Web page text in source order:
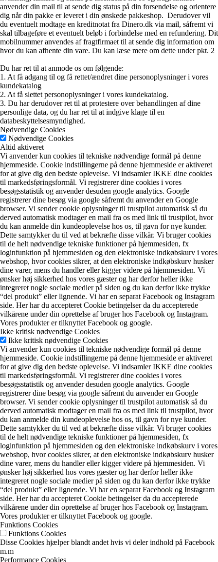
anvender din mail til at sende dig status på din forsendelse og orientere
dig når din pakke er leveret i din ønskede pakkeshop. Derudover vil
du eventuelt modtage en kreditnotat fra Dinero.dk via mail, såfremt vi
skal tilbageføre et eventuelt beløb i forbindelse med en refundering. Dit
mobilnummer anvendes af fragtfirmaet til at sende dig information om
hvor du kan afhente din vare. Du kan læse mere om dette under pkt. 2
Du har ret til at anmode os om følgende:
1. At få adgang til og få rettet/ændret dine personoplysninger i vores
kundekatalog
2. At få slettet personoplysninger i vores kundekatalog.
3. Du har derudover ret til at protestere over behandlingen af dine
personlige data, og du har ret til at indgive klage til en
databeskyttelsesmyndighed.
Nødvendige Cookies
Nødvendige Cookies
Altid aktiveret
Vi anvender kun cookies til tekniske nødvendige formål på denne
hjemmeside. Cookie indstillingerne på denne hjemmeside er aktiveret
for at give dig den bedste oplevelse. Vi indsamler IKKE dine cookies
til markedsføringsformål. Vi registrerer dine cookies i vores
besøgsstatistik og anvender desuden google analytics. Google
registrerer dine besøg via google såfremt du anvender en Google
browser. Vi sender cookie oplysninger til trustpilot automatisk så du
derved automatisk modtager en mail fra os med link til trustpilot, hvor
du kan anmelde din kundeoplevelse hos os, til gavn for nye kunder.
Dette samtykker du til ved at bekræfte disse vilkår. Vi bruger cookies
til de helt nødvendige tekniske funktioner på hjemmesiden, fx
loginfunktion på hjemmesiden og den elektroniske indkøbskurv i vores
webshop, hvor cookies sikrer, at den elektroniske indkøbskurv husker
dine varer, mens du handler eller kigger videre på hjemmesiden. Vi
ønsker høj sikkerhed hos vores gæster og har derfor heller ikke
integreret nogle sociale medier på siden og du kan derfor ikke trykke
“del produkt” eller lignende. Vi har en separat Facebook og Instagram
side. Her har du accepteret Cookie betingelser da du accepterede
vilkårene under din oprettelse af bruger hos Facebook og Instagram.
Vores produkter er tilknyttet Facebook og google.
Ikke kritisk nødvendige Cookies
Ikke kritisk nødvendige Cookies
Vi anvender kun cookies til tekniske nødvendige formål på denne
hjemmeside. Cookie indstillingerne på denne hjemmeside er aktiveret
for at give dig den bedste oplevelse. Vi indsamler IKKE dine cookies
til markedsføringsformål. Vi registrerer dine cookies i vores
besøgsstatistik og anvender desuden google analytics. Google
registrerer dine besøg via google såfremt du anvender en Google
browser. Vi sender cookie oplysninger til trustpilot automatisk så du
derved automatisk modtager en mail fra os med link til trustpilot, hvor
du kan anmelde din kundeoplevelse hos os, til gavn for nye kunder.
Dette samtykker du til ved at bekræfte disse vilkår. Vi bruger cookies
til de helt nødvendige tekniske funktioner på hjemmesiden, fx
loginfunktion på hjemmesiden og den elektroniske indkøbskurv i vores
webshop, hvor cookies sikrer, at den elektroniske indkøbskurv husker
dine varer, mens du handler eller kigger videre på hjemmesiden. Vi
ønsker høj sikkerhed hos vores gæster og har derfor heller ikke
integreret nogle sociale medier på siden og du kan derfor ikke trykke
“del produkt” eller lignende. Vi har en separat Facebook og Instagram
side. Her har du accepteret Cookie betingelser da du accepterede
vilkårene under din oprettelse af bruger hos Facebook og Instagram.
Vores produkter er tilknyttet Facebook og google.
Funktions Cookies
Funktions Cookies
Disse Cookies hjælper blandt andet hvis vi deler indhold på Facebook
m.m
Performance Cookies